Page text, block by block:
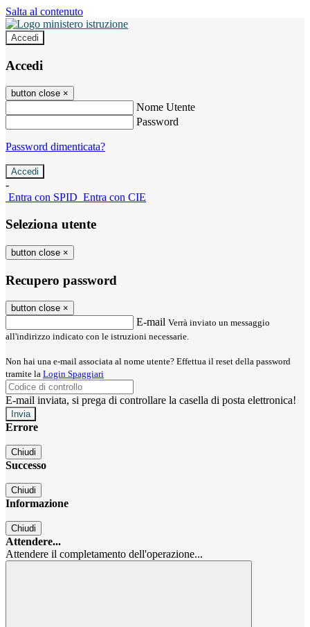
Salta al contenuto
Accedi
Accedi
button close ×
Nome Utente
Password
Password dimenticata?
-
Entra con SPID Entra con CIE
Seleziona utente
button close ×
Recupero password
button close ×
E-mail Verrà inviato un messaggio
all'indirizzo indicato con le istruzioni necessarie.
Non hai una e-mail associata al nome utente? Effettua il reset della password
tramite la Login Spaggiari
E-mail inviata, si prega di controllare la casella di posta elettronica!
Errore
Chiudi
Successo
Chiudi
Informazione
Chiudi
Attendere...
Attendere il completamento dell'operazione...